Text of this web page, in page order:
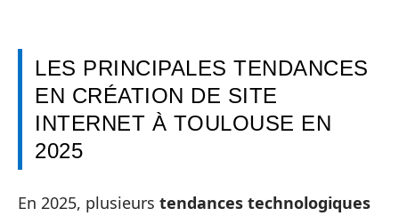
LES PRINCIPALES TENDANCES
EN CRÉATION DE SITE
INTERNET À TOULOUSE EN
2025
En 2025, plusieurs tendances technologiques